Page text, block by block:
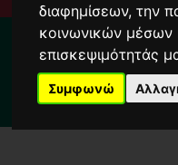
διαφημίσεων, την
κοινωνικών μέσων
επισκεψιμότητάς
Συμφωνώ
Για κάθε σας
3 λεπτάαπό τη